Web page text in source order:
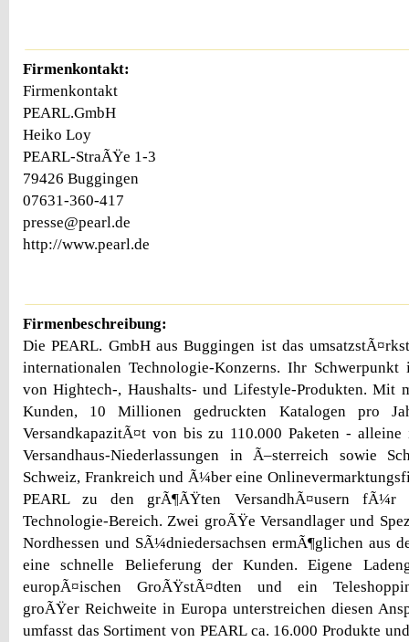
Firmenkontakt:
Firmenkontakt
PEARL.GmbH
Heiko Loy
PEARL-StraÃŸe 1-3
79426 Buggingen
07631-360-417
presse@pearl.de
http://www.pearl.de
Firmenbeschreibung:
Die PEARL. GmbH aus Buggingen ist das
internationalen Technologie-Konzerns. Ihr Schwerpunkt
von Hightech-, Haushalts- und Lifestyle-Produkten. Mit
Kunden, 10 Millionen gedruckten Katalogen pro
VersandkapazitÃ¤t von bis zu 110.000 Paketen -
Versandhaus-Niederlassungen in Ã–sterreich sowie
Schweiz, Frankreich und Ã¼ber eine
PEARL zu den grÃ¶ÃŸten VersandhÃ¤usern fÃ¼r
Technologie-Bereich. Zwei groÃŸe Versandlager und
Nordhessen und SÃ¼dniedersachsen ermÃ¶glichen aus
eine schnelle Belieferung der Kunden. Eigene
europÃ¤ischen GroÃŸstÃ¤dten und ein
groÃŸer Reichweite in Europa unterstreichen diesen
umfasst das Sortiment von PEARL ca. 16.000 Produkte